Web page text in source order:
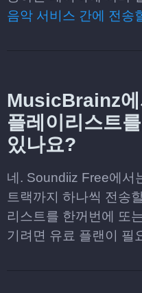
음악 서비스 간에 전송
MusicBrainz
플레이리스트
있나요?
네. Soundiiz Free에서
트랙까지 하나씩 전송
리스트를 한꺼번에 또
기려면 유료 플랜이 필